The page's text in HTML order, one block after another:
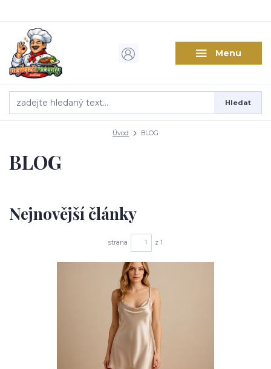
Menu
Hledat
Úvod BLOG
BLOG
Nejnovější články
strana z 1